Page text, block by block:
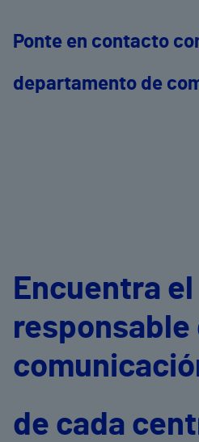
Ponte en contacto
departamento de
Encuentra el
responsable
de cada